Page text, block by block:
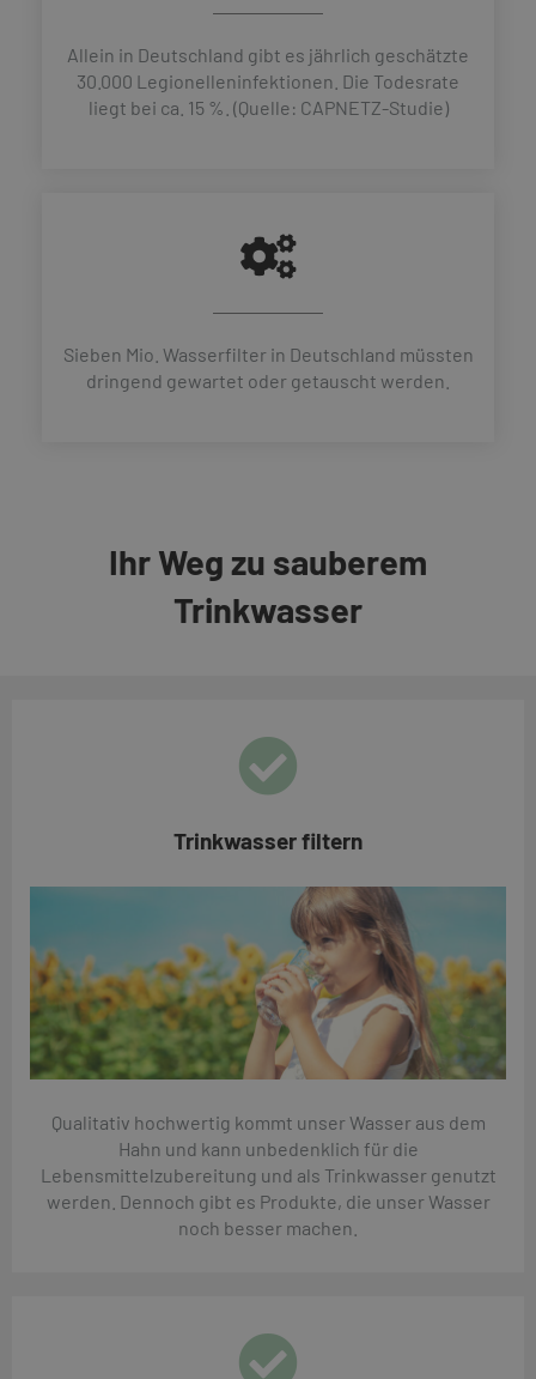
Allein in Deutschland gibt es jährlich geschätzte
30.000 Legionelleninfektionen. Die Todesrate
liegt bei ca. 15 %. (Quelle: CAPNETZ-Studie)
Sieben Mio. Wasserfilter in Deutschland müssten
dringend gewartet oder getauscht werden.
Ihr Weg zu sauberem
Trinkwasser
Trinkwasser filtern
Qualitativ hochwertig kommt unser Wasser aus dem
Hahn und kann unbedenklich für die
Lebensmittelzubereitung und als Trinkwasser genutzt
werden. Dennoch gibt es Produkte, die unser Wasser
noch besser machen.